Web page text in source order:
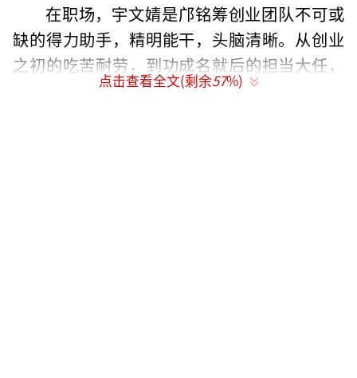
在职场，宇文婧是邝铭筹创业团队不可或
缺的得力助手，精明能干，头脑清晰。从创业
之初的吃苦耐劳，到功成名就后的担当大任，
宇文婧这个角色从始至终贯穿整个创业历程，
点击查看全文(剩余57%)